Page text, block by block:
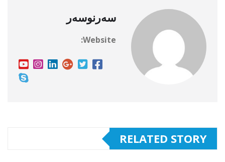
سەرنوسەر
Website:
RELATED STORY